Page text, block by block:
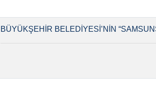
BÜYÜKŞEHİR BELEDİYESİ’NİN